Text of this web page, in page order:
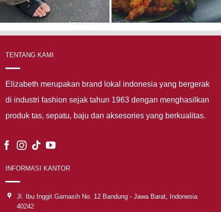
TENTANG KAMI
Elizabeth merupakan brand lokal indonesia yang bergerak
di industri fashion sejak tahun 1963 dengan menghasilkan
produk tas, sepatu, baju dan aksesories yang berkualitas.
INFORMASI KANTOR
Jl. Ibu Inggit Garnasih No. 12 Bandung - Jawa Barat, Indonesia
40242